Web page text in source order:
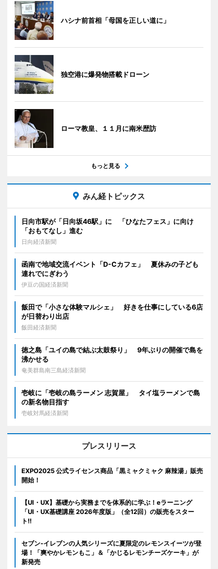
ハシナ前首相「母国を正しい道に」
独空港に爆発物搭載ドローン
ローマ教皇、１１月に南米歴訪
もっと見る
みん経トピックス
日向市駅が「日向坂46駅」に 「ひなたフェス」に向け
「おもてなし」進む
日向経済新聞
函南で地域交流イベント「D-Cカフェ」 夏休みの子ども
連れでにぎわう
伊豆の国経済新聞
飯田で「小さな体験マルシェ」 好きを仕事にしている6店
が日替わり出店
飯田経済新聞
徳之島「ユイの島で結ぶ太鼓祭り」 9年ぶりの開催で島を
沸かせる
奄美群島南三島経済新聞
壱岐に「壱岐の島ラーメン 志賀屋」 タイ塩ラーメンで島
の新名物目指す
壱岐対馬経済新聞
プレスリリース
EXPO2025 公式ライセンス商品「黒ミャクミャク 麻辣湯」販売
開始！
【UI・UX】基礎から実務までを体系的に学ぶ！eラーニング
「UI・UX基礎講座 2026年度版」（全12回）の販売をスター
ト!!
セブン‐イレブンの人気シリーズに夏限定のレモンスイーツが登
場！「爽やかレモンもこ」＆「かじるレモンチーズケーキ」が
新発売